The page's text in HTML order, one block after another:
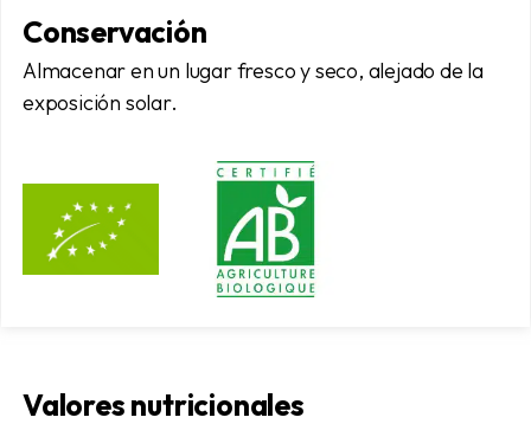
Valores nutricionales
Conservación
Almacenar en un lugar fresco y seco, alejado de la
exposición solar.